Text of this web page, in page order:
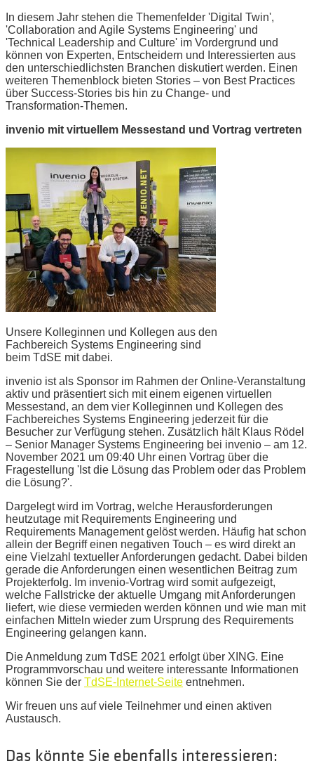
In diesem Jahr stehen die Themenfelder 'Digital Twin',
'Collaboration and Agile Systems Engineering' und
'Technical Leadership and Culture' im Vordergrund und
können von Experten, Entscheidern und Interessierten aus
den unterschiedlichsten Branchen diskutiert werden. Einen
weiteren Themenblock bieten Stories – von Best Practices
über Success-Stories bis hin zu Change- und
Transformation-Themen.
invenio mit virtuellem Messestand und Vortrag vertreten
Unsere Kolleginnen und Kollegen aus den
Fachbereich Systems Engineering sind
beim TdSE mit dabei.
invenio ist als Sponsor im Rahmen der Online-Veranstaltung
aktiv und präsentiert sich mit einem eigenen virtuellen
Messestand, an dem vier Kolleginnen und Kollegen des
Fachbereiches Systems Engineering jederzeit für die
Besucher zur Verfügung stehen. Zusätzlich hält Klaus Rödel
– Senior Manager Systems Engineering bei invenio – am 12.
November 2021 um 09:40 Uhr einen Vortrag über die
Fragestellung 'Ist die Lösung das Problem oder das Problem
die Lösung?'.
Dargelegt wird im Vortrag, welche Herausforderungen
heutzutage mit Requirements Engineering und
Requirements Management gelöst werden. Häufig hat schon
allein der Begriff einen negativen Touch – es wird direkt an
eine Vielzahl textueller Anforderungen gedacht. Dabei bilden
gerade die Anforderungen einen wesentlichen Beitrag zum
Projekterfolg. Im invenio-Vortrag wird somit aufgezeigt,
welche Fallstricke der aktuelle Umgang mit Anforderungen
liefert, wie diese vermieden werden können und wie man mit
einfachen Mitteln wieder zum Ursprung des Requirements
Engineering gelangen kann.
Die Anmeldung zum TdSE 2021 erfolgt über XING. Eine
Programmvorschau und weitere interessante Informationen
können Sie der TdSE-Internet-Seite entnehmen.
Wir freuen uns auf viele Teilnehmer und einen aktiven
Austausch.
Das könnte Sie ebenfalls interessieren: